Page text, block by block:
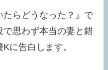
たらどうなった？』で
思わず本当の妻と錯
に告白します。